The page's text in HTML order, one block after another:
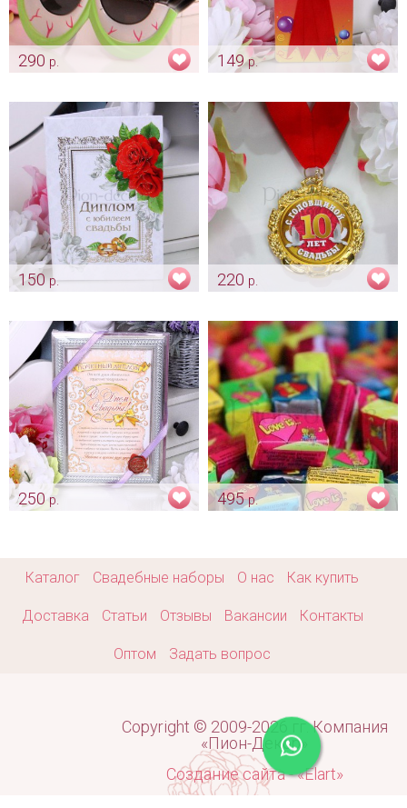
290 р.
149р.
150р.
220 р.
250р.
495р.
Каталог Свадебные наборы О нас Как купить
Доставка Статьи Отзывы Вакансии Контакты
Оптом Задать вопрос
Copyright © 2009-2026 гг. Компания
«Пион-Декор»
Создание сайта - «Elart»